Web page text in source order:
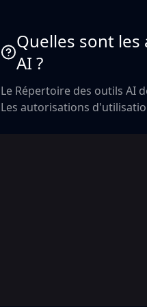
Quelles sont
AI ?
Le Répertoire des outils AI
Les autorisations